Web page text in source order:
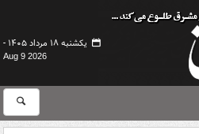
یکشنبه ۱۸ مرداد ۱۴۰۵ -
Aug 9 2026